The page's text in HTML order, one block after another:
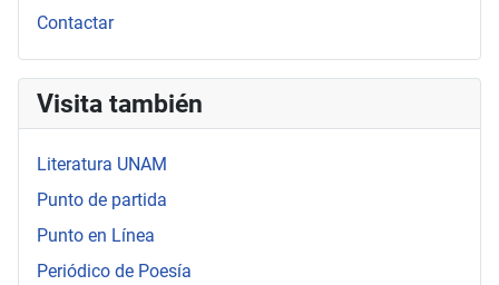
Contactar
Visita también
Literatura UNAM
Punto de partida
Punto en Línea
Periódico de Poesía